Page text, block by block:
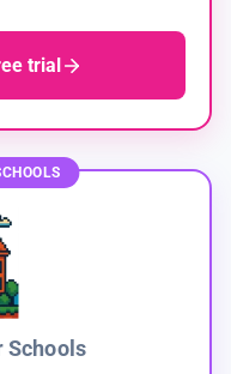
trial
Schools